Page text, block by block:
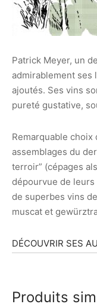
Patrick Meyer, un
admirablement ses
ajoutés. Ses vins
pureté gustative,
Remarquable choix
assemblages du
terroir” (cépages
dépourvue de leurs
de superbes vins
muscat et
DÉCOUVRIR SES
Produits